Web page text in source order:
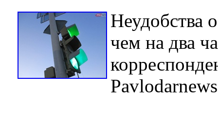
Неудобства
чем на два